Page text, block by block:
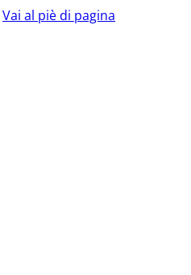
Vai al piè di pagina